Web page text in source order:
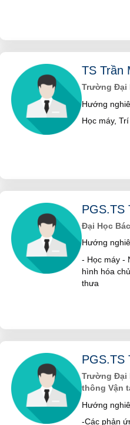
TS Trần
Trường Đại
Hướng
Học máy,
PGS.TS
Đại Học
Hướng
- Học máy -
hình hóa
thưa
PGS.TS
Trường Đại
thông Vận
Hướng
-Các phản